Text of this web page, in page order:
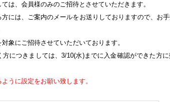
は、会員様のみのご招待とさせていただきます。
には、ご案内のメールをお送りしておりますので、お
象にご招待させていただいております。
方につきましては、3/10(水)までに入金確認ができた方
うに設定をお願い致します。